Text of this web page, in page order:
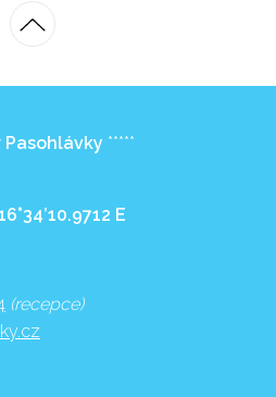
Pasohlávky *****
E
(recepce)